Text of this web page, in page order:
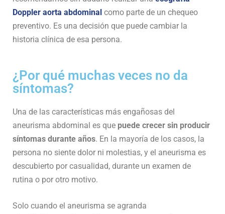
Doppler aorta abdominal como parte de un chequeo
preventivo. Es una decisión que puede cambiar la
historia clínica de esa persona.
¿Por qué muchas veces no da
síntomas?
Una de las características más engañosas del
aneurisma abdominal es que puede crecer sin producir
síntomas durante años. En la mayoría de los casos, la
persona no siente dolor ni molestias, y el aneurisma es
descubierto por casualidad, durante un examen de
rutina o por otro motivo.
Solo cuando el aneurisma se agranda